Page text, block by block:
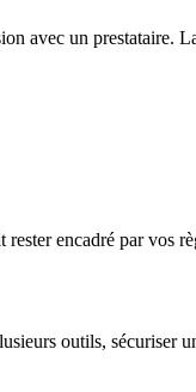
avec un prestataire.
encadré par vos
outils, sécuriser